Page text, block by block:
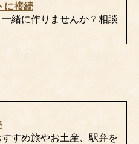
に接続
緒に作りませんか？相談
すめ旅やお土産、駅弁を